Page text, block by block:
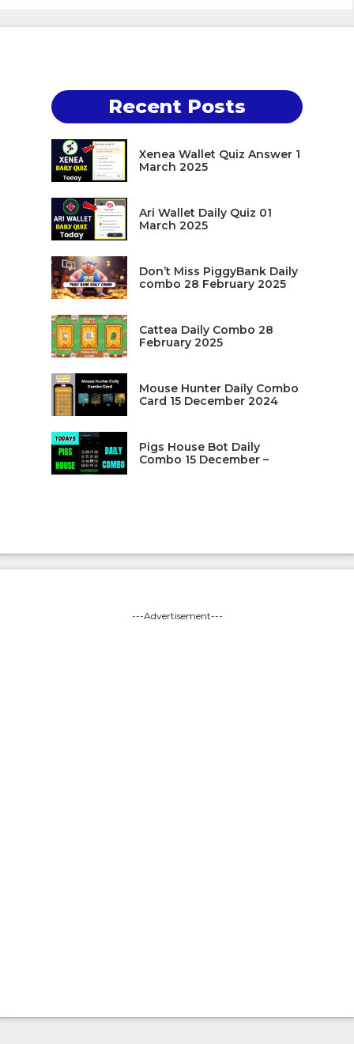
Recent Posts
Xenea Wallet Quiz Answer 1
March 2025
Ari Wallet Daily Quiz 01
March 2025
Don’t Miss PiggyBank Daily
combo 28 February 2025
Cattea Daily Combo 28
February 2025
Mouse Hunter Daily Combo
Card 15 December 2024
Pigs House Bot Daily
Combo 15 December –
---Advertisement---